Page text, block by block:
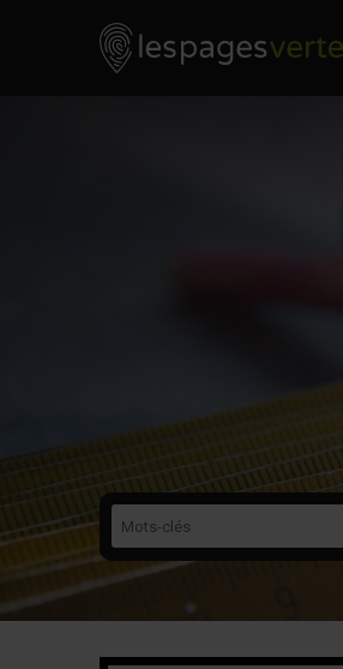
Skip to contentLes Pages Vertes - Go to homepage